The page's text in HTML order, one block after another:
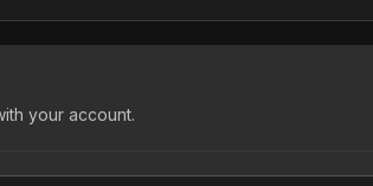
your account.